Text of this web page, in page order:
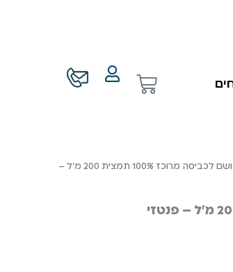
עגלת
/ בושם לכביסה מרוכז 100% תמצית 200 מ״ל –